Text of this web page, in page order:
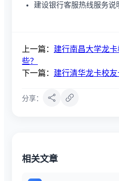
建设银行客服热线服务说
上一篇： 建行南昌大学龙
些？
下一篇： 建行清华龙卡校友
分享：
相关文章